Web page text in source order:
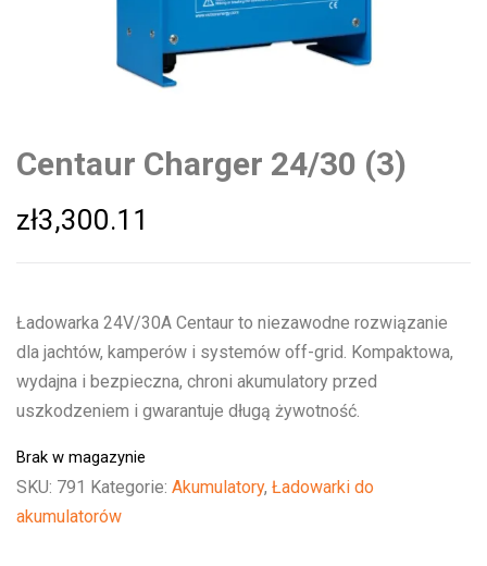
Centaur Charger 24/30 (3)
zł3,300.11
Ładowarka 24V/30A Centaur to niezawodne rozwiązanie
dla jachtów, kamperów i systemów off-grid. Kompaktowa,
wydajna i bezpieczna, chroni akumulatory przed
uszkodzeniem i gwarantuje długą żywotność.
Brak w magazynie
SKU: 791 Kategorie: Akumulatory, Ładowarki do
akumulatorów